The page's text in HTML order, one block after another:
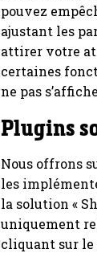
pouvez
ajustant les
attirer votre
certaines
ne pas
Plugins
Nous offrons
les
la solution «
uniquement
cliquant sur le